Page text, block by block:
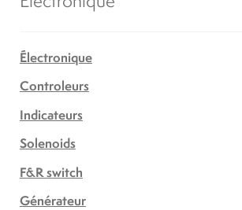
Électronique
Controleurs
Indicateurs
Solenoids
F&R switch
Générateur